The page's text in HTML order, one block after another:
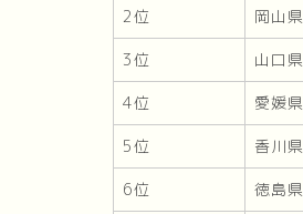
2位 岡山県
3位 山口県
4位 愛媛県
5位 香川県
6位 徳島県